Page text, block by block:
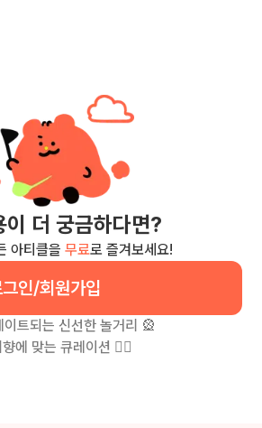
이 더 궁금하다면?
아티클을 무료로 즐겨보세요!
인/회원가입
트되는 신선한 놀거리 🎡
에 맞는 큐레이션 🧚‍♀